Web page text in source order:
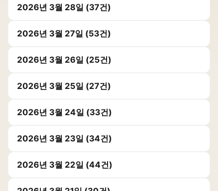
2026년 3월 28일 (37건)
2026년 3월 27일 (53건)
2026년 3월 26일 (25건)
2026년 3월 25일 (27건)
2026년 3월 24일 (33건)
2026년 3월 23일 (34건)
2026년 3월 22일 (44건)